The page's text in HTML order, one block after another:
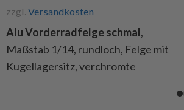
zzgl. Versandkosten
Alu Vorderradfelge schmal,
Maßstab 1/14, rundloch, Felge mit
Kugellagersitz, verchromte